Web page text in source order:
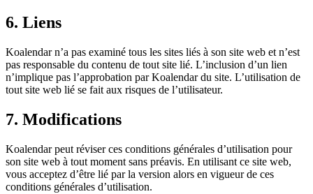
6. Liens
Koalendar n’a pas examiné tous les sites liés à son site web et n’est
pas responsable du contenu de tout site lié. L’inclusion d’un lien
n’implique pas l’approbation par Koalendar du site. L’utilisation de
tout site web lié se fait aux risques de l’utilisateur.
7. Modifications
Koalendar peut réviser ces conditions générales d’utilisation pour
son site web à tout moment sans préavis. En utilisant ce site web,
vous acceptez d’être lié par la version alors en vigueur de ces
conditions générales d’utilisation.